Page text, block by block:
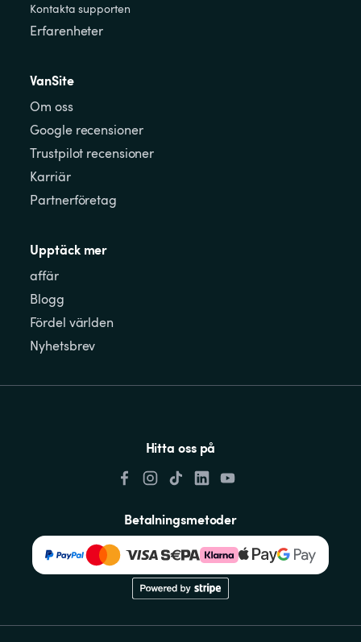
Kontakta supporten
Erfarenheter
VanSite
Om oss
Google recensioner
Trustpilot recensioner
Karriär
Partnerföretag
Upptäck mer
affär
Blogg
Fördel världen
Nyhetsbrev
Hitta oss på
Betalningsmetoder